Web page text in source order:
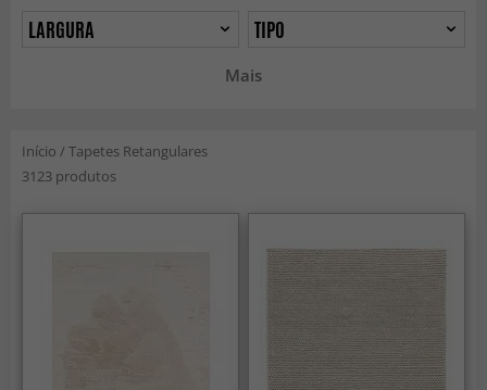
Mais
LARGURA
TIPO
Início /Tapetes Retangulares
3123 produtos